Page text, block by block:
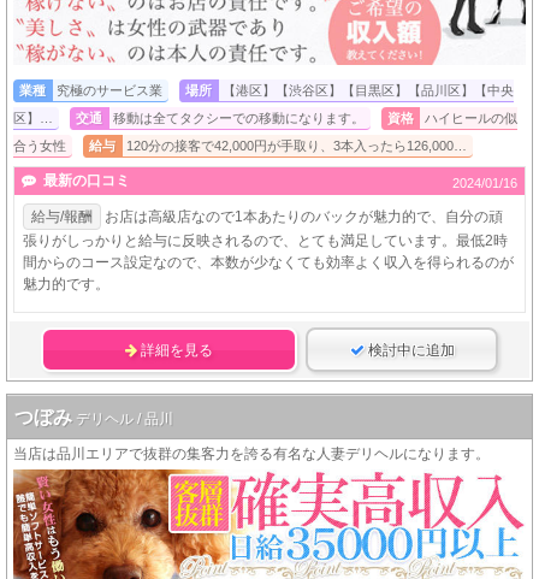
業種 究極のサービス業 場所
【港区】【渋谷区】【目黒区】【品川区】【中央
区】…
交通 移動は全てタクシーでの移動になります。 資格
ハイヒールの似
合う女性
給与 120分の接客で42,000円が手取り、3本入ったら126,000…
最新の口コミ 2024/01/16
給与/報酬
お店は高級店なので1本あたりのバックが魅力的で、自分の頑
張りがしっかりと給与に反映されるので、とても満足しています。最低2時
間からのコース設定なので、本数が少なくても効率よく収入を得られるのが
魅力的です。
詳細を見る 検討中に追加
つぼみ デリヘル / 品川
当店は品川エリアで抜群の集客力を誇る有名な人妻デリヘルになります。